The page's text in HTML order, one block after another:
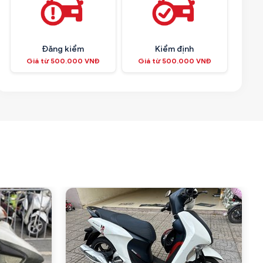
Đăng kiểm
Giá từ 500.000 VNĐ
Kiểm định
Giá từ 500.000 VNĐ